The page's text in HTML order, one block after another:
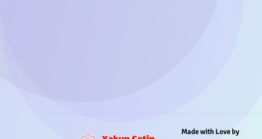
Made with Love by